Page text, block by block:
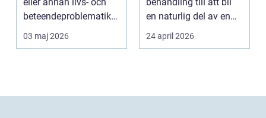
beteendeproblematik
är ett stort st...
03 maj 2026
en naturlig del av en
hållbar livsst...
24 april 2026